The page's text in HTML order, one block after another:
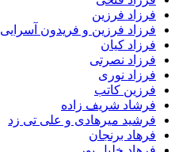
فرزاد فرزین
فرزاد فرزین و فریدون آسرایی
فرزاد کیان
فرزاد نصرتی
فرزاد نوری
فرزین کاتب
فرشاد شریف زاده
فرشید میرهادی و علی تی زد
فرهاد برنجان